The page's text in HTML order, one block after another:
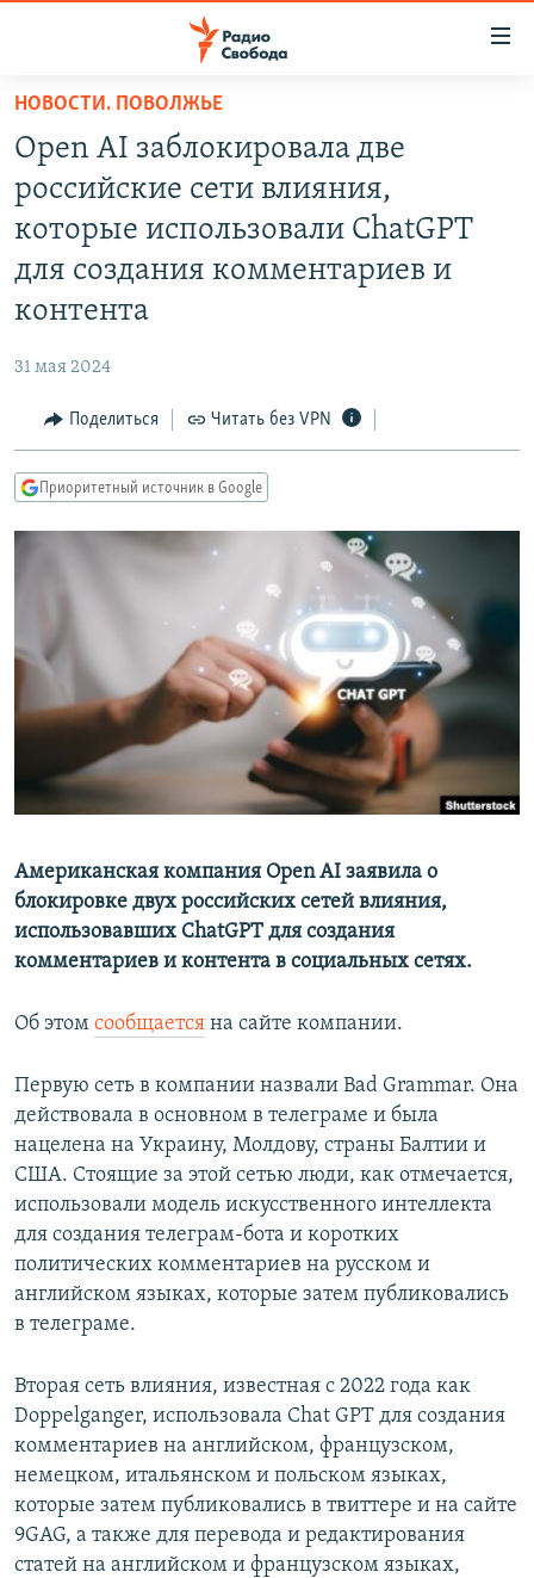
упрощенного
доступа
основному
содержанию
главной
Вернутся
поиску
ПОДКАСТЫ
АВТОРСКИЕ ПРОЕКТЫ
МНЕНИЯ
КАВКАЗ.РЕАЛИИ
СЕВЕР.РЕАЛИИ
РАСПИСАНИЕ ВЕЩАНИЯ
ПОДПИШИТЕСЬ НА РАССЫЛКУ
СОЦИАЛЬНЫЕ СЕТИ
НОВОСТИ. ПОВОЛЖЬЕ
Open AI заблокировала две
российские сети влияния,
которые использовали ChatGPT
для создания комментариев и
контента
31 мая 2024
Поделиться Читать без VPN
Приоритетный источник в Google
Американская компания Open AI заявила о
блокировке двух российских сетей влияния,
использовавших ChatGPT для создания
комментариев и контента в социальных сетях.
Об этом сообщается на сайте компании.
Первую сеть в компании назвали Bad Grammar. Она
действовала в основном в телеграме и была
нацелена на Украину, Молдову, страны Балтии и
США. Стоящие за этой сетью люди, как отмечается,
использовали модель искусственного интеллекта
для создания телеграм-бота и коротких
политических комментариев на русском и
английском языках, которые затем публиковались
в телеграме.
Вторая сеть влияния, известная с 2022 года как
Doppelganger, использовала Chat GPT для создания
комментариев на английском, французском,
немецком, итальянском и польском языках,
которые затем публиковались в твиттере и на сайте
9GAG, а также для перевода и редактирования
статей на английском и французском языках,